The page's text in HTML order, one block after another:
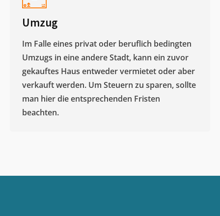
Umzug
Im Falle eines privat oder beruflich bedingten
Umzugs in eine andere Stadt, kann ein zuvor
gekauftes Haus entweder vermietet oder aber
verkauft werden. Um Steuern zu sparen, sollte
man hier die entsprechenden Fristen
beachten.